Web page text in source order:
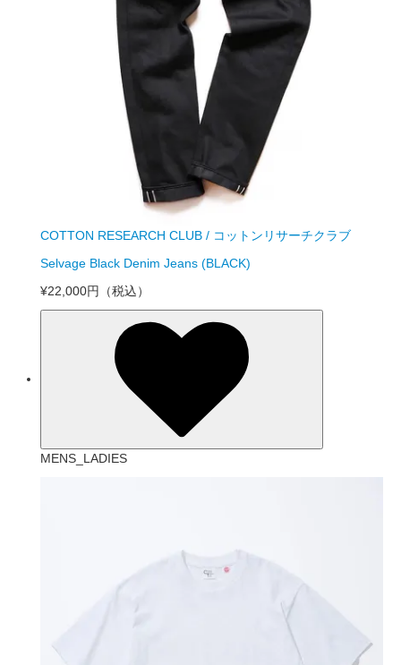
COTTON RESEARCH CLUB / コットンリサーチクラブ
Selvage Black Denim Jeans (BLACK)
¥22,000円
（税込）
MENS_LADIES